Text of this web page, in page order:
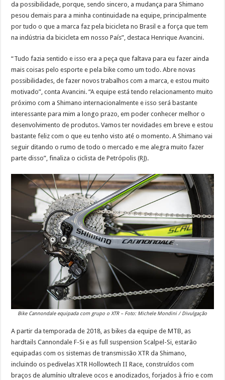
da possibilidade, porque, sendo sincero, a mudança para Shimano
pesou demais para a minha continuidade na equipe, principalmente
por tudo o que a marca faz pela bicicleta no Brasil e a força que tem
na indústria da bicicleta em nosso País”, destaca Henrique Avancini.
“Tudo fazia sentido e isso era a peça que faltava para eu fazer ainda
mais coisas pelo esporte e pela bike como um todo. Abre novas
possibilidades, de fazer novos trabalhos com a marca, e estou muito
motivado”, conta Avancini. “A equipe está tendo relacionamento muito
próximo com a Shimano internacionalmente e isso será bastante
interessante para mim a longo prazo, em poder conhecer melhor o
desenvolvimento de produtos. Vamos ter novidades em breve e estou
bastante feliz com o que eu tenho visto até o momento. A Shimano vai
seguir ditando o rumo de todo o mercado e me alegra muito fazer
parte disso”, finaliza o ciclista de Petrópolis (RJ).
Bike Cannondale equipada com grupo o XTR – Foto: Michele Mondini / Divulgação
A partir da temporada de 2018, as bikes da equipe de MTB, as
hardtails Cannondale F-Si e as full suspension Scalpel-Si, estarão
equipadas com os sistemas de transmissão XTR da Shimano,
incluindo os pedivelas XTR Hollowtech II Race, construídos com
braços de alumínio ultraleve ocos e anodizados, forjados à frio e com